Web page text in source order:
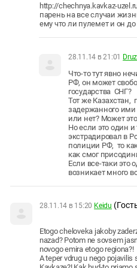
http://chechnya.kavkaz-
парень на все случаи
ему что ли пулемет и он
28.11.14 в 21:01
Что-то тут явно
РФ, он может
государства СНГ?
Тот же Казахстан,
задержанного
или нет? Может
Но если это один и
экстрадировал в
полиции РФ, то
как смог
Если все-таки это
возникает много
28.11.14 в 15:20 Keidu
Etogo cheloveka jakoby
nazad? Potom ne sovsem
novogo emira etogo regiona?!
A teper vdrug u nego pojavilis